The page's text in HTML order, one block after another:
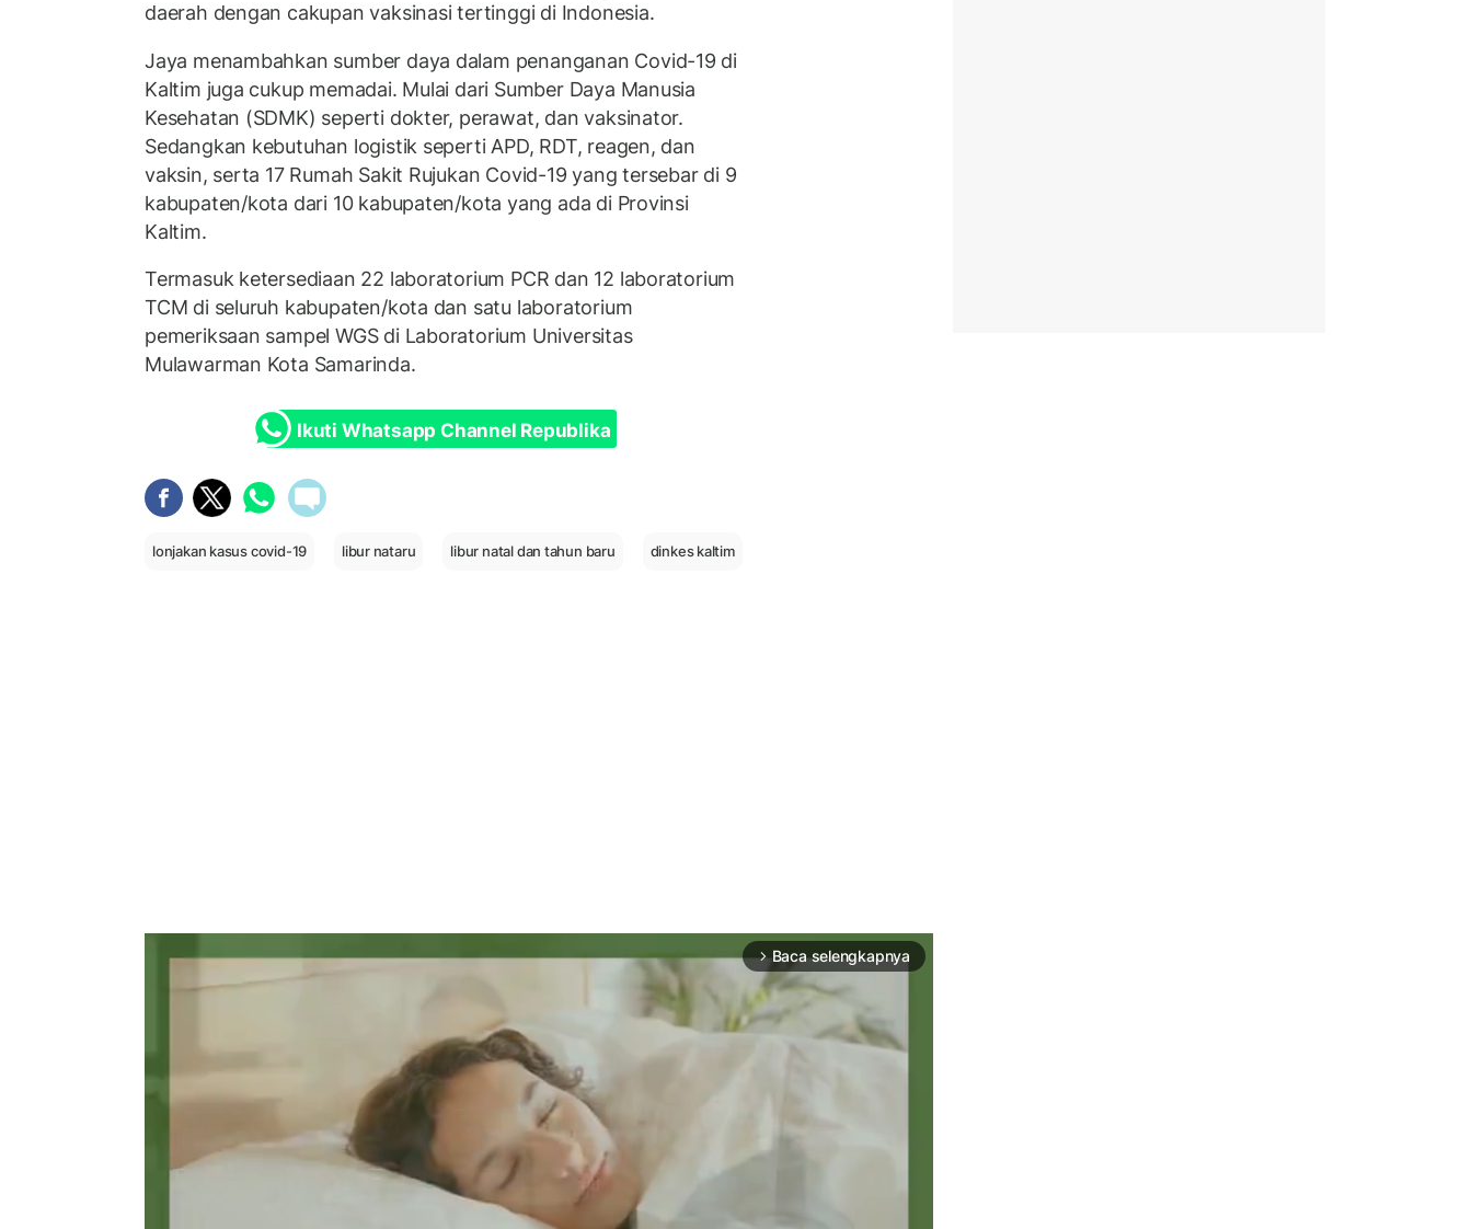
daerah dengan cakupan vaksinasi tertinggi di Indonesia.
Jaya menambahkan sumber daya dalam penanganan Covid-19 di
Kaltim juga cukup memadai. Mulai dari Sumber Daya Manusia
Kesehatan (SDMK) seperti dokter, perawat, dan vaksinator.
Sedangkan kebutuhan logistik seperti APD, RDT, reagen, dan
vaksin, serta 17 Rumah Sakit Rujukan Covid-19 yang tersebar di 9
kabupaten/kota dari 10 kabupaten/kota yang ada di Provinsi
Kaltim.
Termasuk ketersediaan 22 laboratorium PCR dan 12 laboratorium
TCM di seluruh kabupaten/kota dan satu laboratorium
pemeriksaan sampel WGS di Laboratorium Universitas
Mulawarman Kota Samarinda.
Ikuti Whatsapp Channel Republika
lonjakan kasus covid-19 libur nataru libur natal dan tahun baru dinkes kaltim
arrow_forward_ios Baca selengkapnya